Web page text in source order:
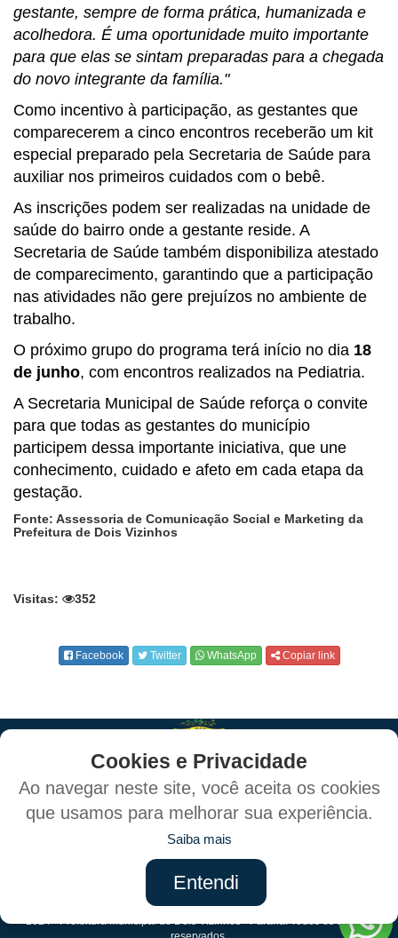
gestante, sempre de forma prática, humanizada e
acolhedora. É uma oportunidade muito importante
para que elas se sintam preparadas para a chegada
do novo integrante da família."
Como incentivo à participação, as gestantes que
comparecerem a cinco encontros receberão um kit
especial preparado pela Secretaria de Saúde para
auxiliar nos primeiros cuidados com o bebê.
As inscrições podem ser realizadas na unidade de
saúde do bairro onde a gestante reside. A
Secretaria de Saúde também disponibiliza atestado
de comparecimento, garantindo que a participação
nas atividades não gere prejuízos no ambiente de
trabalho.
O próximo grupo do programa terá início no dia 18
de junho, com encontros realizados na Pediatria.
A Secretaria Municipal de Saúde reforça o convite
para que todas as gestantes do município
participem dessa importante iniciativa, que une
conhecimento, cuidado e afeto em cada etapa da
gestação.
Fonte: Assessoria de Comunicação Social e Marketing da
Prefeitura de Dois Vizinhos
Visitas: 352
Facebook Twitter WhatsApp Copiar link
Política de Privacidade e Proteção de Dados
Criado por:
Cookies e Privacidade
Ao navegar neste site, você aceita os cookies
que usamos para melhorar sua experiência.
Saiba mais
Entendi